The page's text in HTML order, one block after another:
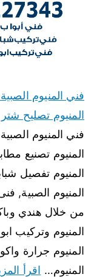
المنيوم تصليح شتر
فني المنيوم
المنيوم تصنيع
المنيوم تفصيل
المنيوم الصبية,
من خلال هندي
المنيوم وتركيب
المنيوم جرارة
المنيوم… اقرأ